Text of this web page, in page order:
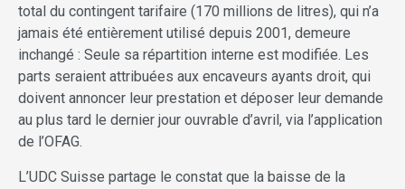
total du contingent tarifaire (170 millions de litres), qui n’a
jamais été entièrement utilisé depuis 2001, demeure
inchangé : Seule sa répartition interne est modifiée. Les
parts seraient attribuées aux encaveurs ayants droit, qui
doivent annoncer leur prestation et déposer leur demande
au plus tard le dernier jour ouvrable d’avril, via l’application
de l’OFAG.
L’UDC Suisse partage le constat que la baisse de la